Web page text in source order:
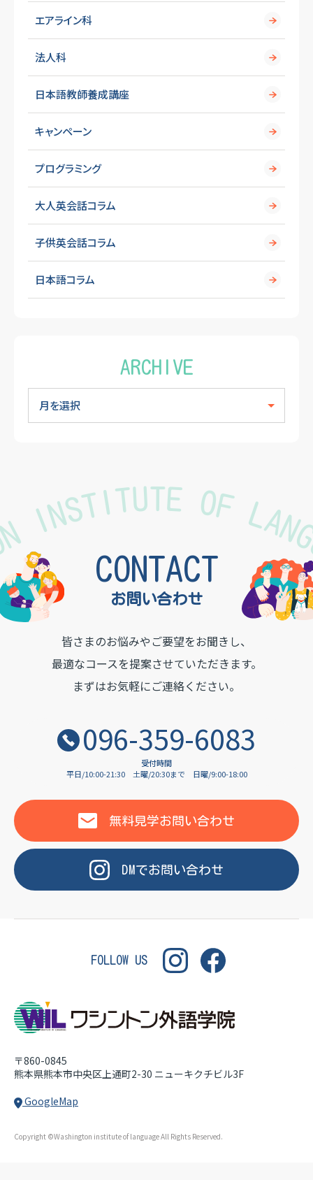
エアライン科
法人科
日本語教師養成講座
キャンペーン
プログラミング
大人英会話コラム
子供英会話コラム
日本語コラム
ARCHIVE
WASHINGTON
INSTITUTE OF
お問い合わせ
CONTACT
皆さまのお悩みやご要望をお聞きし、
最適なコースを提案させていただきます。
まずはお気軽にご連絡ください。
096-359-6083
受付時間
平日/10:00-21:30
土曜/20:30まで 日曜/9:00-18:00
無料見学お問い合わせ
DMでお問い合わせ
FOLLOW US
〒860-0845
熊本県熊本市中央区上通町2-30 ニューキクチビル3F
GoogleMap
Copyright ©Washington institute of language All Rights Reserved.